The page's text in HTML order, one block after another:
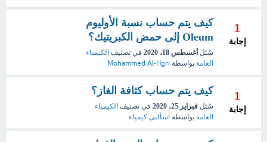
1
إجابة
كيف يتم حساب نسبة الأوليوم
Oleum إلى حمض الكبريتيك؟
سُئل أغسطس 18، 2020 في تصنيف الكيمياء
العامة بواسطة Mohammed Al-Hgri
1
إجابة
كيف يتم حساب كثافة الغاز؟
سُئل فبراير 25، 2020 في تصنيف الكيمياء
العامة بواسطة اسألنى كيمياء